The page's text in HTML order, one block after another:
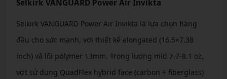
Selkirk VANGUARD Power Air Invikta
Selkirk VANGUARD Power Air Invikta là lựa chọn hàng
đầu cho sức mạnh, với thiết kế elongated (16.5×7.38
inch) và lõi polymer 13mm. Trọng lượng mid 7.7-8.1 oz,
vợt sử dụng QuadFlex hybrid face (carbon + fiberglass)